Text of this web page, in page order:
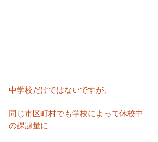
中学校だけではないですが、
同じ市区町村でも学校によって休校中
の課題量に